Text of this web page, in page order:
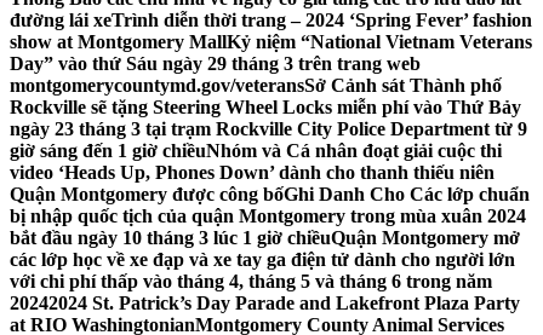
đường lái xeTrình diễn thời trang – 2024 ‘Spring Fever’ fashion
show at Montgomery MallKỷ niệm “National Vietnam Veterans
Day” vào thứ Sáu ngày 29 tháng 3 trên trang web
montgomerycountymd.gov/veteransSở Cảnh sát Thành phố
Rockville sẽ tặng Steering Wheel Locks miễn phí vào Thứ Bảy
ngày 23 tháng 3 tại trạm Rockville City Police Department từ 9
giờ sáng đến 1 giờ chiềuNhóm và Cá nhân đoạt giải cuộc thi
video ‘Heads Up, Phones Down’ dành cho thanh thiếu niên
Quận Montgomery được công bốGhi Danh Cho Các lớp chuẩn
bị nhập quốc tịch của quận Montgomery trong mùa xuân 2024
bắt đầu ngày 10 tháng 3 lúc 1 giờ chiềuQuận Montgomery mở
các lớp học về xe đạp và xe tay ga điện tử dành cho người lớn
với chi phí thấp vào tháng 4, tháng 5 và tháng 6 trong năm
20242024 St. Patrick’s Day Parade and Lakefront Plaza Party
at RIO WashingtonianMontgomery County Animal Services